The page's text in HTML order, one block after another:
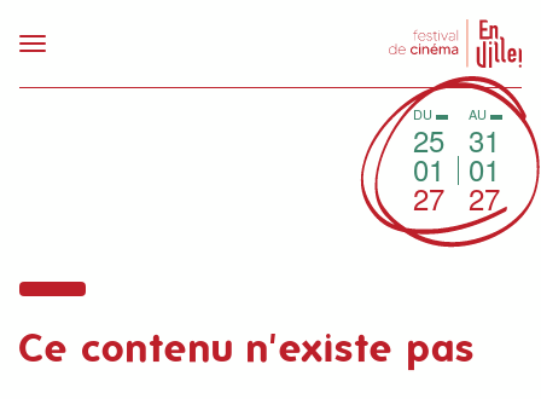
DU
25
01
27
AU
31
01
27
Ce contenu n'existe pas